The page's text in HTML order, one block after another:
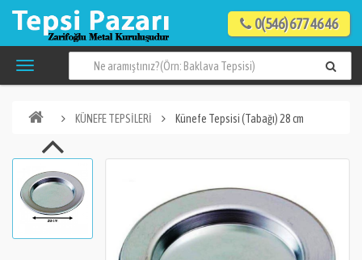
0(546) 677 46 46
KÜNEFE TEPSİLERİ Künefe Tepsisi (Tabağı) 28 cm